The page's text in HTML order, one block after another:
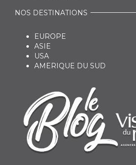
NOS DESTINATIONS
EUROPE
ASIE
USA
AMERIQUE DU SUD